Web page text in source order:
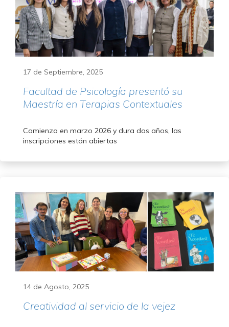
17 de Septiembre, 2025
Facultad de Psicología presentó su
Maestría en Terapias Contextuales
Comienza en marzo 2026 y dura dos años, las
inscripciones están abiertas
14 de Agosto, 2025
Creatividad al servicio de la vejez